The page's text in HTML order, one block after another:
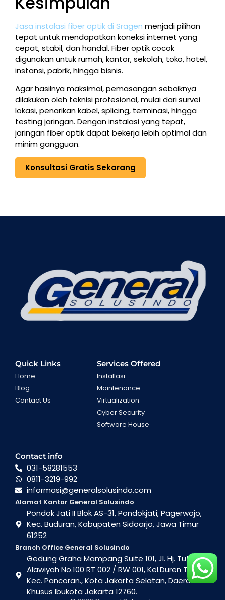
Jasa instalasi fiber optik di Sragen menjadi pilihan
tepat untuk mendapatkan koneksi internet yang
cepat, stabil, dan handal. Fiber optik cocok
digunakan untuk rumah, kantor, sekolah, toko, hotel,
instansi, pabrik, hingga bisnis.
Agar hasilnya maksimal, pemasangan sebaiknya
dilakukan oleh teknisi profesional, mulai dari survei
lokasi, penarikan kabel, splicing, terminasi, hingga
testing jaringan. Dengan instalasi yang tepat,
jaringan fiber optik dapat bekerja lebih optimal dan
minim gangguan.
Konsultasi Gratis Sekarang
Quick Links
Home
Blog
Contact Us
Services Offered
Installasi
Maintenance
Virtualization
Cyber Security
Software House
Contact info
031-58281553
0811-3219-992
informasi@generalsolusindo.com
Alamat Kantor General Solusindo
Pondok Jati II Blok AS-31, Pondokjati, Pagerwojo,
Kec. Buduran, Kabupaten Sidoarjo, Jawa Timur
61252
Branch Office General Solusindo
Gedung Graha Mampang Suite 101, Jl. Hj. Tutty
Alawiyah No.100 RT 002 / RW 001, Kel.Duren Tiga ,
Kec. Pancoran., Kota Jakarta Selatan, Daerah
Khusus Ibukota Jakarta 12760.